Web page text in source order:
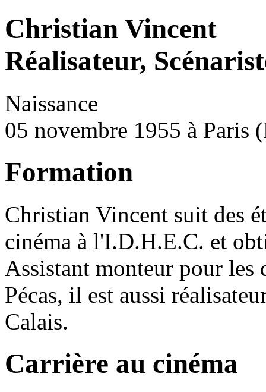
Christian Vincent
Réalisateur,
Naissance
05 novembre 1955 à Paris
Formation
Christian Vincent suit des
cinéma à l'I.D.H.E.C. et
Assistant monteur pour les
Pécas, il est aussi
Calais.
Carrière au cinéma